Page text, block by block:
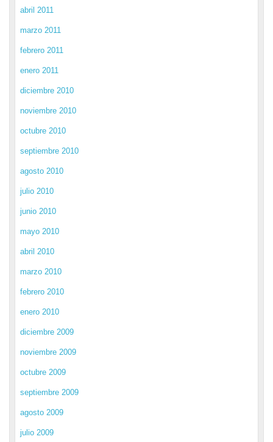
abril 2011
marzo 2011
febrero 2011
enero 2011
diciembre 2010
noviembre 2010
octubre 2010
septiembre 2010
agosto 2010
julio 2010
junio 2010
mayo 2010
abril 2010
marzo 2010
febrero 2010
enero 2010
diciembre 2009
noviembre 2009
octubre 2009
septiembre 2009
agosto 2009
julio 2009